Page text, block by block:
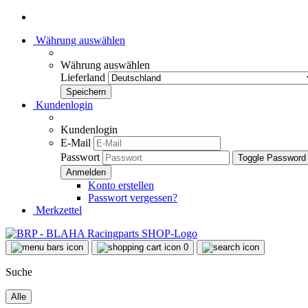
Währung auswählen
Währung auswählen
Lieferland
Kundenlogin
Kundenlogin
E-Mail
Passwort
Toggle
Konto erstellen
Passwort vergessen?
Merkzettel
0
Suche
Alle